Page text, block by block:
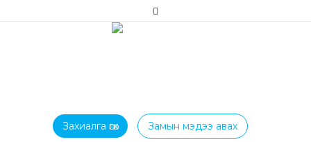
Захиалга өгөх Замын мэдээ авах